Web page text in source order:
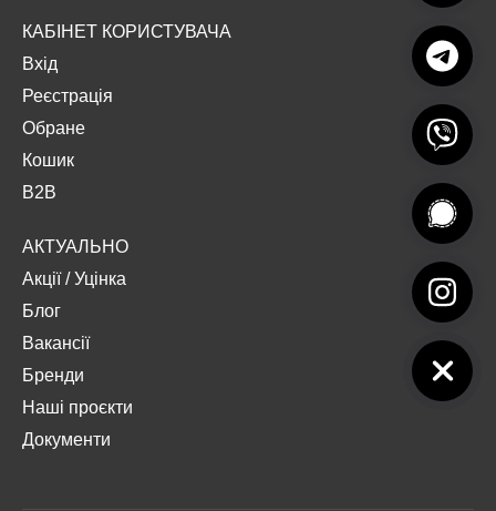
КАБІНЕТ КОРИСТУВАЧА
Вхід
Реєстрація
Обране
Кошик
B2B
АКТУАЛЬНО
Акції/Уцінка
Блог
Вакансії
Бренди
Наші проєкти
Документи